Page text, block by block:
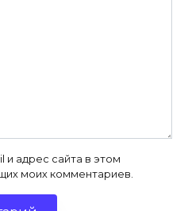
и адрес сайта в этом
моих комментариев.